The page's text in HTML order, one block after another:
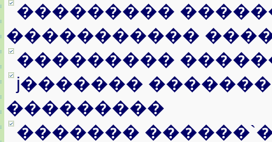
���������
�����������
���������
ϳ�������
���������
�������